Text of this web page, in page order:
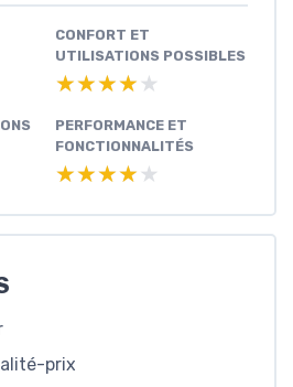
CONFORT ET
UTILISATIONS POSSIBLES
★★★★★
★★★★★
PERFORMANCE ET
FONCTIONNALITÉS
★★★★★
★★★★★
prix